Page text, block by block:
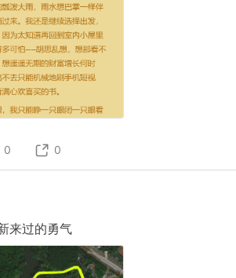
0 0
来过的勇气